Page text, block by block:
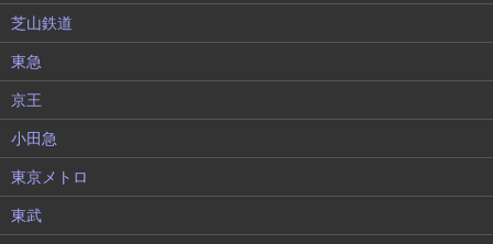
芝山鉄道
東急
京王
小田急
東京メトロ
東武